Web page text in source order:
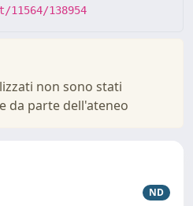
138954
non sono stati
da parte dell'ateneo
ND